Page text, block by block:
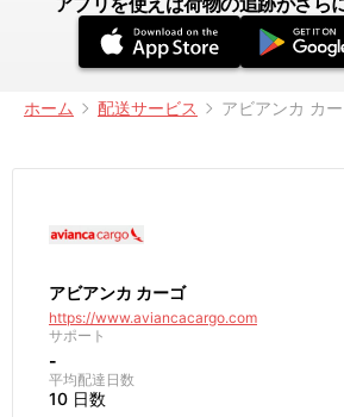
ホーム 配送サービス アビアンカ カ
アビアンカ カーゴ
https://www.aviancacargo.com
サポート
-
平均配達日数
10 日数